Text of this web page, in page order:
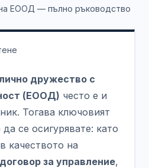
ЕООД — пълно ръководство
дружество с
(ЕООД) често е и
Тогава ключовият
се осигурявате: като
в качеството на
договор за управление,